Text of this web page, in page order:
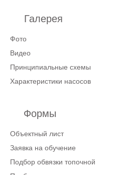
Галерея
Фото
Видео
Принципиальные схемы
Характеристики насосов
Формы
Объектный лист
Заявка на обучение
Подбор обвязки топочной